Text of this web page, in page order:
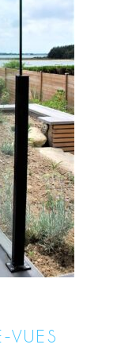
VUES